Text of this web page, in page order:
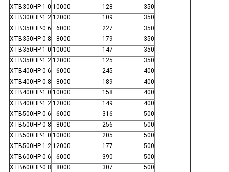
XTB300HP-1.0 10000 128
350
XTB300HP-1.2 12000 109
350
XTB350HP-0.6
6000 227
350
XTB350HP-0.8
8000 179
350
XTB350HP-1.0 10000 147
350
XTB350HP-1.2 12000 125
350
XTB400HP-0.6
6000 245
400
XTB400HP-0.8
8000 189
400
XTB400HP-1.0 10000 158
400
XTB400HP-1.2 12000 149
400
XTB500HP-0.6
6000 316
500
XTB500HP-0.8
8000 256
500
XTB500HP-1.0 10000 205
500
XTB500HP-1.2 12000 177
500
XTB600HP-0.6
6000 390
500
XTB600HP-0.8
8000 307
500